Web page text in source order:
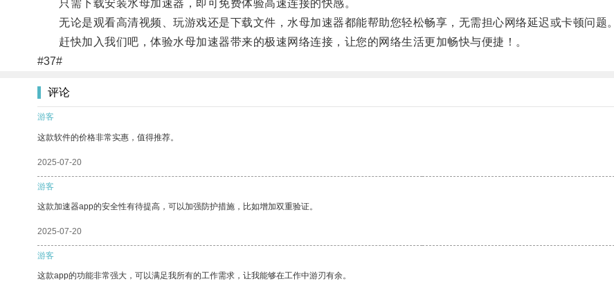
只需下载安装水母加速器，即可免费体验高速连接的快感。
无论是观看高清视频、玩游戏还是下载文件，水母加速器都能帮助您轻松畅享，无需担心网络延迟或卡顿问题。
赶快加入我们吧，体验水母加速器带来的极速网络连接，让您的网络生活更加畅快与便捷！。
#37#
评论
游客
这款软件的价格非常实惠，值得推荐。
2025-07-20
游客
这款加速器app的安全性有待提高，可以加强防护措施，比如增加双重验证。
2025-07-20
游客
这款app的功能非常强大，可以满足我所有的工作需求，让我能够在工作中游刃有余。